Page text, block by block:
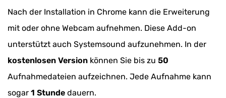
Nach der Installation in Chrome kann die Erweiterung
mit oder ohne Webcam aufnehmen. Diese Add-on
unterstützt auch Systemsound aufzunehmen. In der
kostenlosen Version können Sie bis zu 50
Aufnahmedateien aufzeichnen. Jede Aufnahme kann
sogar 1 Stunde dauern.